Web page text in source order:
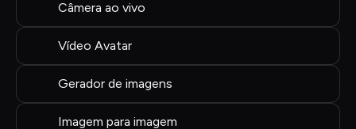
Câmera ao vivo
Vídeo Avatar
Gerador de imagens
Imagem para imagem